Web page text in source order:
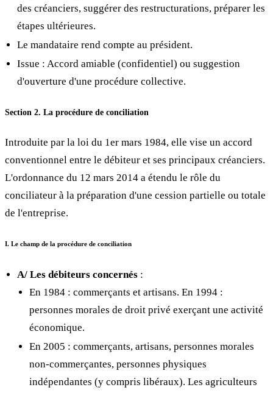
des créanciers, suggérer des restructurations, préparer les
étapes ultérieures.
Le mandataire rend compte au président.
Issue : Accord amiable (confidentiel) ou suggestion
d'ouverture d'une procédure collective.
Section 2. La procédure de conciliation
Introduite par la loi du 1er mars 1984, elle vise un accord
conventionnel entre le débiteur et ses principaux créanciers.
L'ordonnance du 12 mars 2014 a étendu le rôle du
conciliateur à la préparation d'une cession partielle ou totale
de l'entreprise.
I. Le champ de la procédure de conciliation
A/ Les débiteurs concernés :
En 1984 : commerçants et artisans. En 1994 :
personnes morales de droit privé exerçant une activité
économique.
En 2005 : commerçants, artisans, personnes morales
non-commerçantes, personnes physiques
indépendantes (y compris libéraux). Les agriculteurs